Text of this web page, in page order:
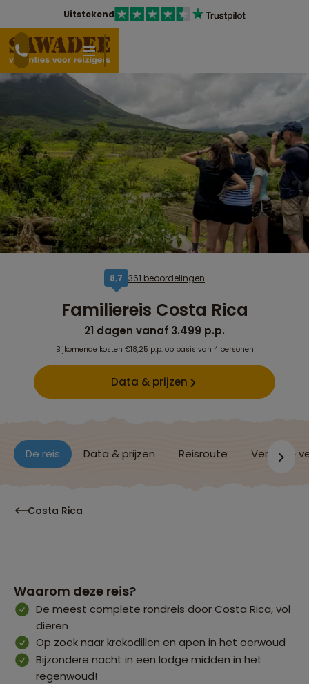
Uitstekend
8,7 361 beoordelingen
Familiereis Costa Rica
21 dagen vanaf 3.499 p.p.
Bijkomende kosten €18,25 p.p. op basis van 4 personen
Data & prijzen
De reis Data & prijzen Reisroute Verblijf &
Costa Rica
Waarom deze reis?
De meest complete rondreis door Costa Rica, vol
dieren
Op zoek naar krokodillen en apen in het oerwoud
Bijzondere nacht in een lodge midden in het
regenwoud!